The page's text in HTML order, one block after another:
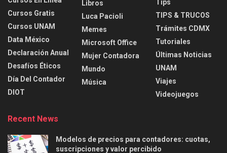
Cursos Gratis
Cursos UNAM
Data México
Declaración Anual
Desafíos Éticos
Día Del Contador
DIOT
Libros
Luca Pacioli
Memes
Microsoft Office
Mujer Contadora
Mundo
Música
Tips
TIPS & TRUCOS
Trámites CDMX
Tutoriales
Últimas Noticias
UNAM
Viajes
Videojuegos
Recent News
Modelos de precios para contadores: cuotas,
suscripciones y valor percibido